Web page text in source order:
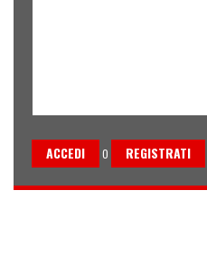
ACCEDI o REGISTRATI